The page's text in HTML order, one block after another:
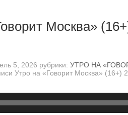
Москва»
5, 2026 рубрики: УТРО НА
Утро на «Говорит Москва» (16+)